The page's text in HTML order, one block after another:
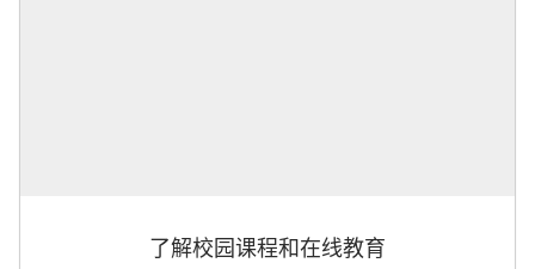
了解校园课程和在线教育